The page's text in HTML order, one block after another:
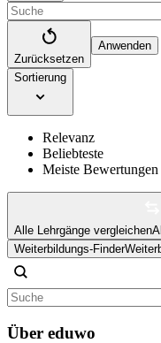
Zurücksetzen
Anwenden
Sortierung
Relevanz
Beliebteste
Meiste Bewertungen
Alle Lehrgänge vergleichen
Weiterbildungs-Finder
Über eduwo